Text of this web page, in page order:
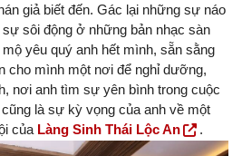
giả biết đến. Gác lại những sự náo
sôi động ở những bản nhạc sàn
yêu quý anh hết mình, sẵn sằng
cho mình một nơi để nghỉ dưỡng,
nơi anh tìm sự yên bình trong cuộc
là sự kỳ vọng của anh về một
của Làng Sinh Thái Lộc An .